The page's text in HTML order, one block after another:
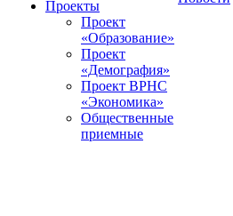
Проекты
Проект
«Образование»
Проект
«Демография»
Проект ВРНС
«Экономика»
Общественные
приемные